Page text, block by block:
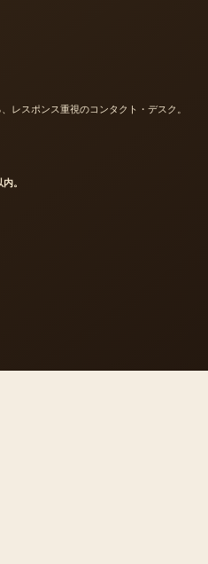
レスポンス重視のコンタクト・デスク。
。